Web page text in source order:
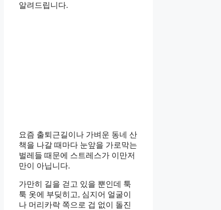
알려드립니다.
요즘 출퇴근길이나 가벼운 동네 산
책을 나갈 때마다 눈앞을 가로막는
벌레들 때문에 스트레스가 이만저
만이 아닙니다.
가만히 길을 걷고 있을 뿐인데 툭
툭 옷에 부딪히고, 심지어 얼굴이
나 머리카락 쪽으로 겁 없이 돌진